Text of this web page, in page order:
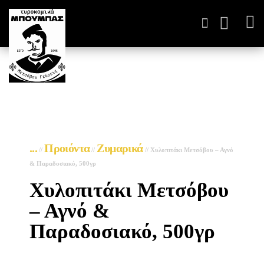
... // Προιόντα// Ζυμαρικά// Χυλοπιτάκι Μετσόβου – Αγνό
& Παραδοσιακό, 500γρ
Χυλοπιτάκι Μετσόβου
– Αγνό &
Παραδοσιακό, 500γρ